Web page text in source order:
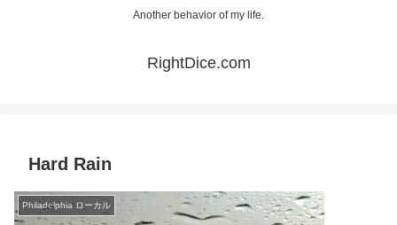
Another behavior of my life.
RightDice.com
Hard Rain
Philadelphia ローカル